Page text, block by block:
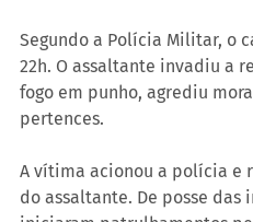
Segundo a Polícia Militar, o
22h. O assaltante invadiu a
fogo em punho, agrediu
pertences.
A vítima acionou a polícia e
do assaltante. De posse